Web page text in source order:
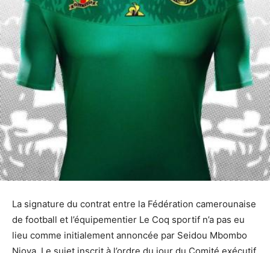
La signature du contrat entre la Fédération camerounaise
de football et l’équipementier Le Coq sportif n’a pas eu
lieu comme initialement annoncée par Seidou Mbombo